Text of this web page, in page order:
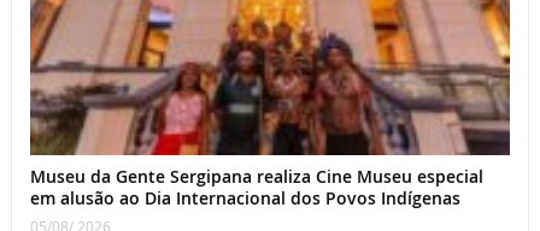
Museu da Gente Sergipana realiza Cine Museu especial
em alusão ao Dia Internacional dos Povos Indígenas
05/08/ 2026